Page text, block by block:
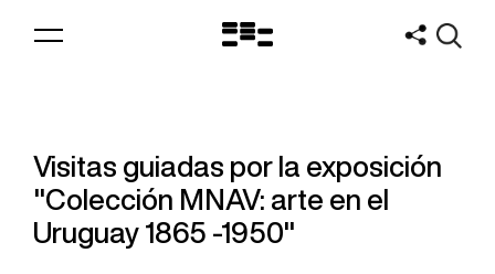
Logo
Visitas guiadas por la exposición
"Colección MNAV: arte en el
Uruguay 1865 -1950"